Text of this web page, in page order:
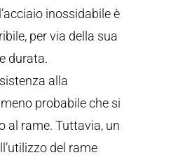
inossidabile è
per via della sua
durata.
alla
probabile che si
al rame. Tuttavia, un
del rame